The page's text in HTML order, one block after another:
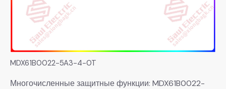
MDX61B0022-5A3-4-0T
Многочисленные защитные функции: MDX61B0022-